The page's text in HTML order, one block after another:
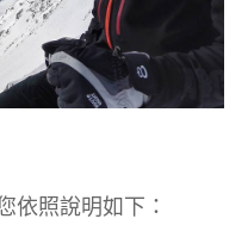
依照說明如下：